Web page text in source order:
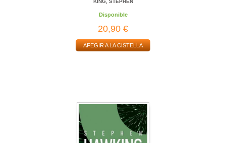
KING, STEPHEN
Disponible
20,90 €
AFEGIR A LA CISTELLA